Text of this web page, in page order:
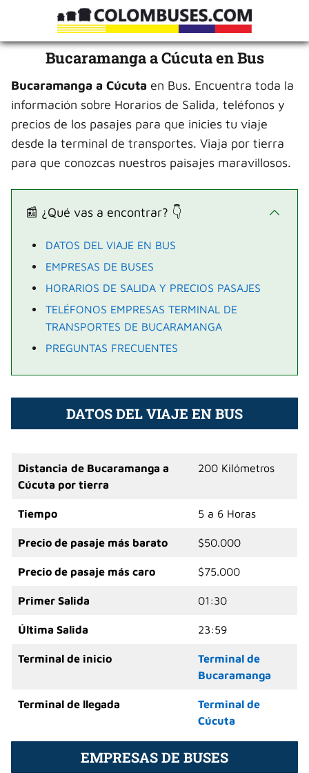
Bucaramanga a Cúcuta en Bus
Bucaramanga a Cúcuta en Bus. Encuentra toda la
información sobre Horarios de Salida, teléfonos y
precios de los pasajes para que inicies tu viaje
desde la terminal de transportes. Viaja por tierra
para que conozcas nuestros paisajes maravillosos.
📰 ¿Qué vas a encontrar? 👇
DATOS DEL VIAJE EN BUS
EMPRESAS DE BUSES
HORARIOS DE SALIDA Y PRECIOS PASAJES
TELÉFONOS EMPRESAS TERMINAL DE
TRANSPORTES DE BUCARAMANGA
PREGUNTAS FRECUENTES
DATOS DEL VIAJE EN BUS
Distancia de Bucaramanga a
Cúcuta por tierra
200 Kilómetros
Tiempo 5 a 6 Horas
Precio de pasaje más barato $50.000
Precio de pasaje más caro $75.000
Primer Salida 01:30
Última Salida 23:59
Terminal de inicio
Terminal de
Bucaramanga
Terminal de llegada
Terminal de
Cúcuta
EMPRESAS DE BUSES